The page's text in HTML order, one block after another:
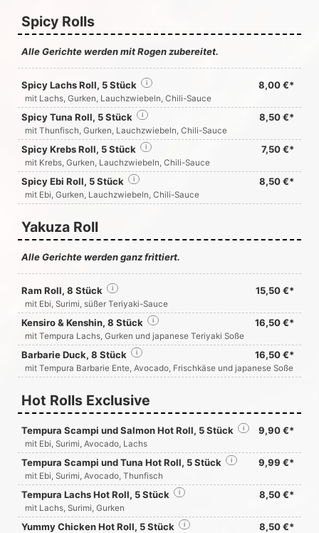
Spicy Rolls
Alle Gerichte werden mit Rogen zubereitet.
Spicy Lachs Roll, 5 Stück 8,00 €*
i
mit Lachs, Gurken, Lauchzwiebeln, Chili-Sauce
Spicy Tuna Roll, 5 Stück 8,50 €*
i
mit Thunfisch, Gurken, Lauchzwiebeln, Chili-Sauce
Spicy Krebs Roll, 5 Stück 7,50 €*
i
mit Krebs, Gurken, Lauchzwiebeln, Chili-Sauce
Spicy Ebi Roll, 5 Stück 8,50 €*
i
mit Ebi, Gurken, Lauchzwiebeln, Chili-Sauce
Yakuza Roll
Alle Gerichte werden ganz frittiert.
Ram Roll, 8 Stück 15,50 €*
i
mit Ebi, Surimi, süßer Teriyaki-Sauce
Kensiro & Kenshin, 8 Stück 16,50 €*
i
mit Tempura Lachs, Gurken und japanese Teriyaki Soße
Barbarie Duck, 8 Stück 16,50 €*
i
mit Tempura Barbarie Ente, Avocado, Frischkäse und japanese Soße
Hot Rolls Exclusive
Tempura Scampi und Salmon Hot Roll, 5 Stück 9,90 €*
i
mit Ebi, Surimi, Avocado, Lachs
Tempura Scampi und Tuna Hot Roll, 5 Stück 9,99 €*
i
mit Ebi, Surimi, Avocado, Thunfisch
Tempura Lachs Hot Roll, 5 Stück 8,50 €*
i
mit Lachs, Surimi, Gurken
Yummy Chicken Hot Roll, 5 Stück 8,50 €*
i